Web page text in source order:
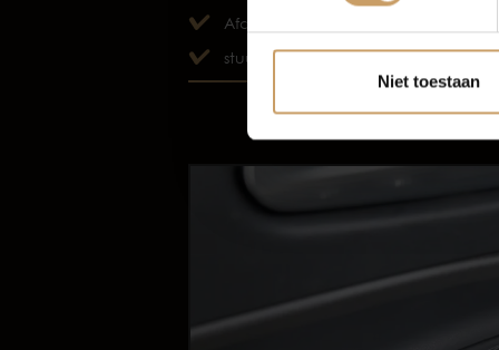
Niet toestaan
Afdaal assistent
stuur kunstleder